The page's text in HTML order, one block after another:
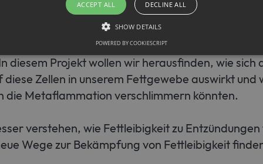
jedoch fettleibig werden, nimmt die Zahl
verschlimmert. Unsere bisherige Forschung
dieser ILC2-Zellen verändern kann, indem sie
diesem Projekt wollen wir herausfinden, wie
diese Zellen in unserem Fettgewebe auswirkt und
die Metaflammation verschlimmern könnten.
verstehen, wie Fettleibigkeit zu
Wege zur Bekämpfung von Fettleibigkeit
ACCEPT ALL DECLINE ALL
SHOW DETAILS
core website functionality such as user login and account management. The
1 month
This cookie is used by Cookie-Script.com service to
consent preferences. It is necessary for Cookie-
properly.
POWERED BY COOKIESCRIPT